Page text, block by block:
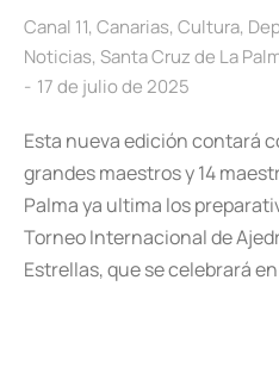
Canal 11, Canarias, Cultura,
Noticias, Santa Cruz de La
17 de julio de 2025
Esta nueva edición contará
grandes maestros y 14
Palma ya ultima los
Torneo Internacional de
Estrellas, que se celebrará